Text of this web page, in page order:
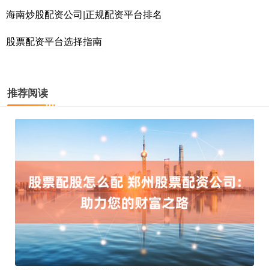
海南炒股配资公司|正规配资平台排名
股票配资平台选择指南
推荐阅读